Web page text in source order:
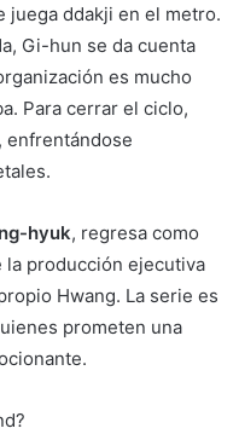
juega ddakji en el metro.
Gi-hun se da cuenta
es mucho
Para cerrar el ciclo,
enfrentándose
hyuk, regresa como
producción ejecutiva
Hwang. La serie es
prometen una